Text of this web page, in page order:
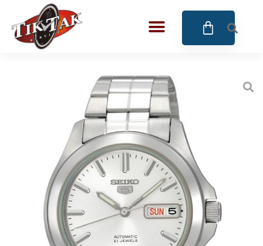
BIGOTTI Milano
CANGO & RINALDI
CANGO & RINALDI CHARM